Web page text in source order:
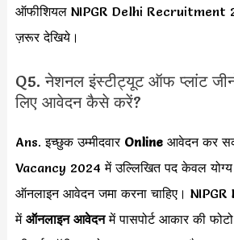
ऑफीशियल NIPGR Delhi Recruitment
ज़रूर देखिये।
Q5. नेशनल इंस्टीट्यूट ऑफ प्लांट
लिए आवेदन कैसे करें?
Ans. इच्छुक उम्मीदवार Online आवेदन कर
Vacancy 2024 में उल्लिखित पद केवल योग्य
ऑनलाइन आवेदन जमा करना चाहिए।
में ऑनलाइन आवेदनमें पासपोर्ट आकार की